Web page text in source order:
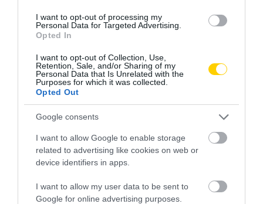
I want to opt-out of processing my
Personal Data for Targeted Advertising.
Opted In
I want to opt-out of Collection, Use,
Retention, Sale, and/or Sharing of my
Personal Data that Is Unrelated with the
Purposes for which it was collected.
Opted Out
Google consents
I want to allow Google to enable storage
related to advertising like cookies on web or
device identifiers in apps.
I want to allow my user data to be sent to
Google for online advertising purposes.
CÍMKE: EGÉSZSÉGMEGŐRZÉS FALU GYEREKKOR
GYERMEKKOR